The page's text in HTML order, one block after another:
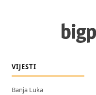
VIJESTI
Banja Luka